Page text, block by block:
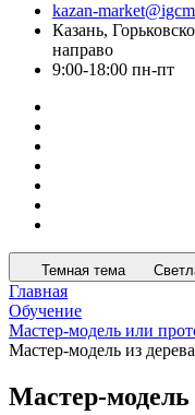
kazan-
Казань,
направо
9:00-18:00 пн-пт
Темная тема
Главная
Обучение
Мастер-модель или
Мастер-модель из дерева
Мастер-модель